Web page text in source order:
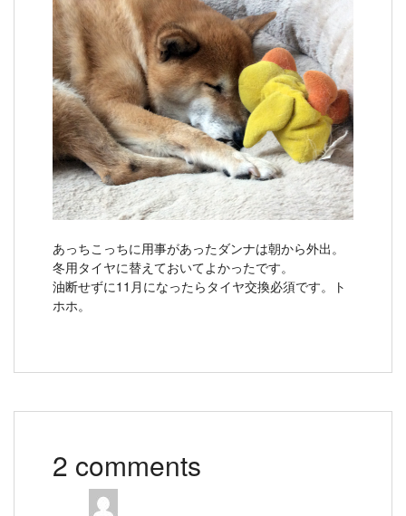
あっちこっちに用事があったダンナは朝から外出。
冬用タイヤに替えておいてよかったです。
油断せずに11月になったらタイヤ交換必須です。ト
ホホ。
2 comments